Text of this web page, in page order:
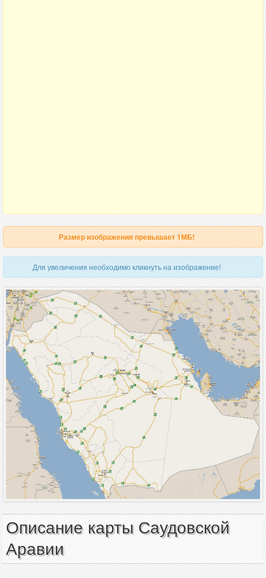
Размер изображения превышает 1МБ!
Для увеличения необходимо кликнуть на изображение!
Описание карты Саудовской
Аравии